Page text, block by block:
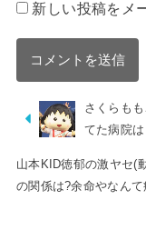
新しい投稿をメ
さくらも
てた病院
山本KID徳郁の激ヤセ(
の関係は?余命やなんて